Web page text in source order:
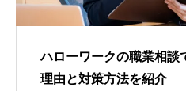
ハローワークの職業相談
理由と対策方法を紹介